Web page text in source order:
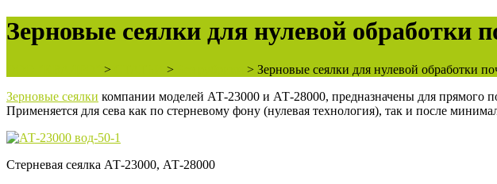
Зерновые сеялки для нулевой обработки
> > > Зерновые сеялки для нулевой обработки
Зерновые сеялки компании моделей АТ-23000 и АТ-28000, предназначены для прямого
Применяется для сева как по стерневому фону (нулевая технология), так и после
Стерневая сеялка АТ-23000, АТ-28000